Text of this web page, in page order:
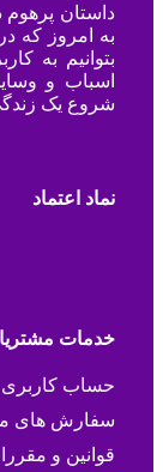
به امروز که
بتوانیم به
اسباب و
شروع یک زندگی
نماد اعتماد
خدمات
حساب کاربری
سفارش های
قوانین و